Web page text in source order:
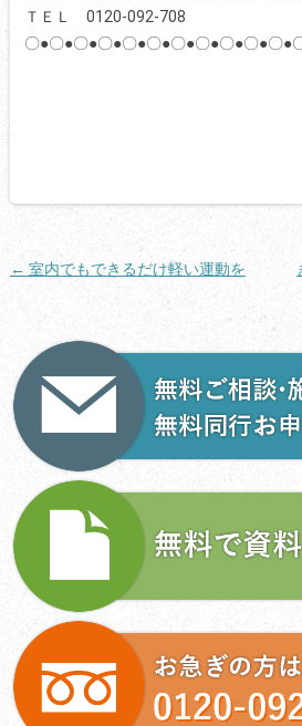
ＴＥＬ 0120-092-708
〇●〇●〇●〇●〇●〇●〇●〇●〇●〇●〇●
投
ゲ
ー
ン
← 室内でもできるだけ軽い運動を